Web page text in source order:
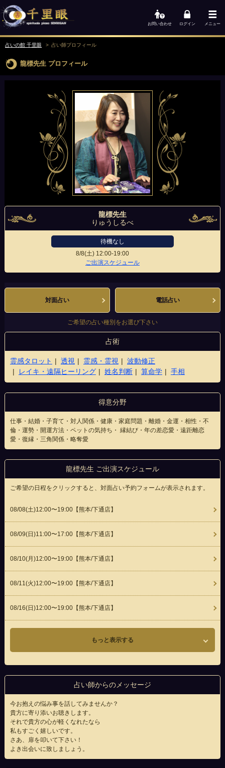
お問い合わせ ログイン メニュー
占いの館 千里眼 占い師プロフィール
龍標先生 プロフィール
龍標先生
りゅうしるべ
待機なし
8/8(土) 12:00-19:00
ご出演スケジュール
対面占い 電話占い
ご希望の占い種別をお選び下さい
占術
霊感タロット 透視 霊感・霊視
波動修正
レイキ・遠隔ヒーリング
姓名判断 算命学 手相
得意分野
仕事・結婚・子育て・対人関係・健康・家庭問題・離婚・金運・相性・不
倫・運勢・開運方法・ペットの気持ち・ 縁結び・年の差恋愛・遠距離恋
愛・復縁・三角関係・略奪愛
龍標先生 ご出演スケジュール
ご希望の日程をクリックすると、対面占い予約フォームが表示されます。
08/08(土)12:00〜19:00【熊本/下通店】
08/09(日 )11:00〜17:00【熊本/下通店】
08/10(月 )12:00〜19:00【熊本/下通店】
08/11(火)12:00〜19:00【熊本/下通店】
08/16(日 )12:00〜19:00【熊本/下通店】
もっと表示する
占い師からのメッセージ
今お抱えの悩み事を話してみませんか？
貴方に寄り添いお聴きします。
それで貴方の心が軽くなれたなら
私もすごく嬉しいです。
さあ、扉を叩いて下さい！
よき出会いに致しましょう。